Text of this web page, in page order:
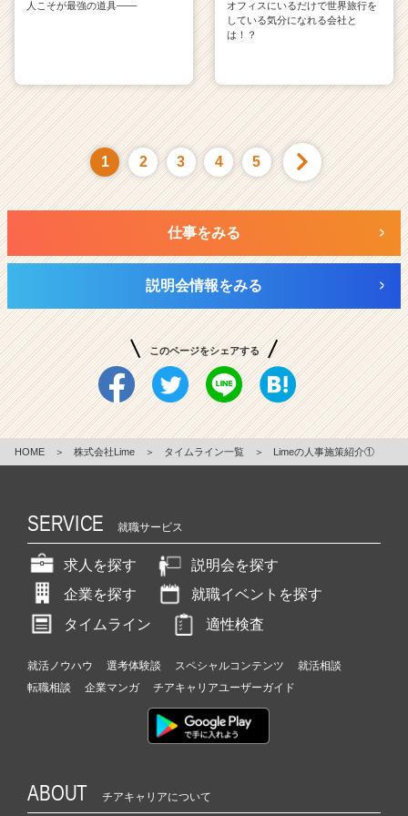
人こそが最強の道具——
オフィスにいるだけで世界旅行を
している気分になれる会社と
は！？
1 2 3 4 5
仕事をみる
説明会情報をみる
このページをシェアする
HOME ＞ 株式会社Lime ＞ タイムライン一覧 ＞ Limeの人事施策紹介①
SERVICE 就職サービス
求人を探す
説明会を探す
企業を探す
就職イベントを探す
タイムライン
適性検査
就活ノウハウ 選考体験談 スペシャルコンテンツ
就活相談
転職相談
企業マンガ チアキャリアユーザーガイド
ABOUT チアキャリアについて